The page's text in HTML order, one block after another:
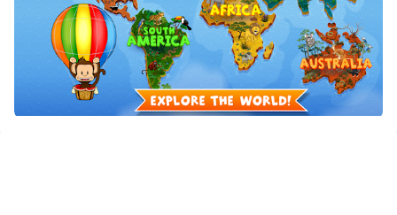
漲漲客場！加入米洛在他的熱氣球，他旅行世界各地發現的
奇妙世界的動物。
北極勇敢冰冷的苔原和飼料的逆戟鯨，或翱翔在整個內陸地
區，發現了可愛的笑翠鳥和不那麼可愛的袋獾。專為初習，